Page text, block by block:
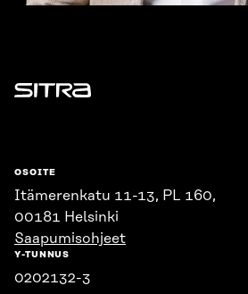
Sitra
OSOITE
Itämerenkatu 11-13, PL 160,
00181 Helsinki
Saapumisohjeet
Y-TUNNUS
0202132-3